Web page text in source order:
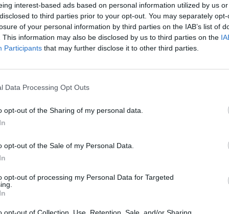
interest-based ads based on personal information utilized by us
to third parties prior to your opt-out. You may separately
of your personal information by third parties on the IAB’s list of
This information may also be disclosed by us to third parties on the
Participants that may further disclose it to other third parties.
Data Processing Opt Outs
opt-out of the Sharing of my personal data.
opt-out of the Sale of my Personal Data.
opt-out of processing my Personal Data for Targeted
opt-out of Collection, Use, Retention, Sale, and/or Sharing
közötti
között van.
József út- és
lakossági fórumot
67-es
élők ugyanis
Elhangzott:
kapavágásra 8 évet
gyűjtöttek össze az